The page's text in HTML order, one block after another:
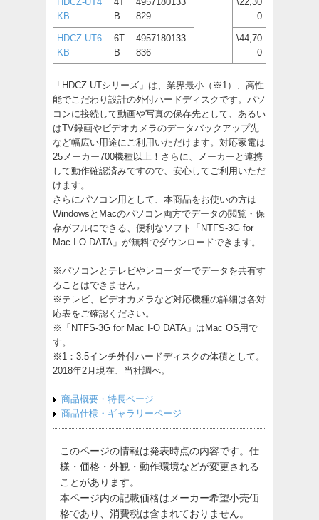
KB
B
829
0
HDCZ-UT6
KB
6T
B
4957180133
836
\44,70
0
「HDCZ-UTシリーズ」は、業界最小（※1）、高性
能でこだわり設計の外付ハードディスクです。パソ
コンに接続して動画や写真の保存先として、あるい
はTV録画やビデオカメラのデータバックアップ先
など幅広い用途にご利用いただけます。対応家電は
25メーカー700機種以上！さらに、メーカーと連携
して動作確認済みですので、安心してご利用いただ
けます。
さらにパソコン用として、本商品をお使いの方は
WindowsとMacのパソコン両方でデータの閲覧・保
存がフルにできる、便利なソフト「NTFS-3G for
Mac I-O DATA」が無料でダウンロードできます。
※パソコンとテレビやレコーダーでデータを共有す
ることはできません。
※テレビ、ビデオカメラなど対応機種の詳細は各対
応表をご確認ください。
※「NTFS-3G for Mac I-O DATA」はMac OS用で
す。
※1：3.5インチ外付ハードディスクの体積として。
2018年2月現在、当社調べ。
商品概要・特長ページ
商品仕様・ギャラリーページ
このページの情報は発表時点の内容です。仕
様・価格・外観・動作環境などが変更される
ことがあります。
本ページ内の記載価格はメーカー希望小売価
格であり、消費税は含まれておりません。